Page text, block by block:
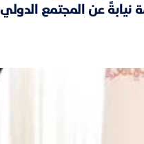
نيابةً عن المجتمع الدولي